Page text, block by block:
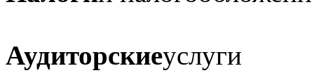
Аудиторскиеуслуги